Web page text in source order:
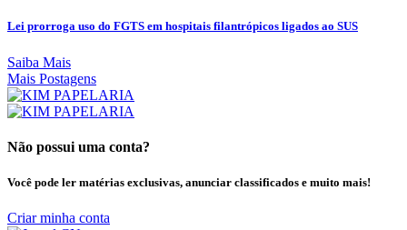
Lei prorroga uso do FGTS em hospitais filantrópicos ligados ao SUS
Saiba Mais
Mais Postagens
Não possui uma conta?
Você pode ler matérias exclusivas, anunciar classificados e muito mais!
Criar minha conta